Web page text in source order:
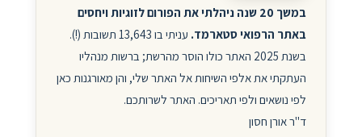
במשך 20 שנה ניהלתי את הפורום לזוגיות ויחסים
באתר הרפואי סטארמד.
עניתי בו 13,643 תשובות (!).
בשנת 2025 האתר כולו הוסר מהרשת; ברשות מנהליו
העתקתי את אלפי השיחות אל האתר שלי, והן מאורגנות כאן
לפי נושאים ולפי תאריכים. האתר לשרותכם.
ד"ר אורן חסון